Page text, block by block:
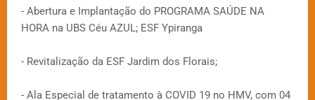
- Abertura e Implantação do PROGRAMA SAÚDE NA
HORA na UBS Céu AZUL; ESF Ypiranga
- Revitalização da ESF Jardim dos Florais;
- Ala Especial de tratamento à COVID 19 no HMV, com 04